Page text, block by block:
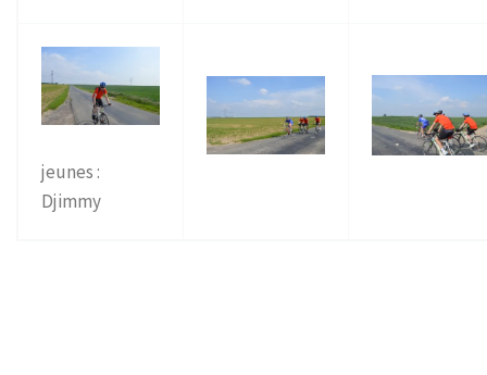
jeunes :
Djimmy